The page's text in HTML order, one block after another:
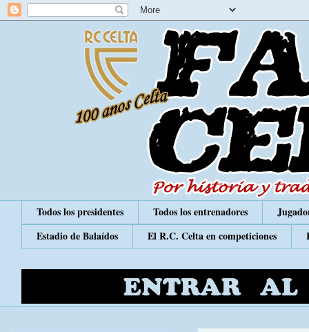
Todos los presidentes Todos los entrenadores
Estadio de Balaídos
El R.C. Celta en competiciones